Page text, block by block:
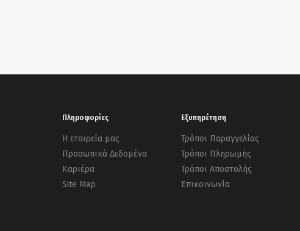
Πληροφορίες
Η εταιρεία μας
Προσωπικά Δεδομένα
Καριέρα
Site Map
Εξυπηρέτηση
Τρόποι Παραγγελίας
Τρόποι Πληρωμής
Τρόποι Αποστολής
Επικοινωνία